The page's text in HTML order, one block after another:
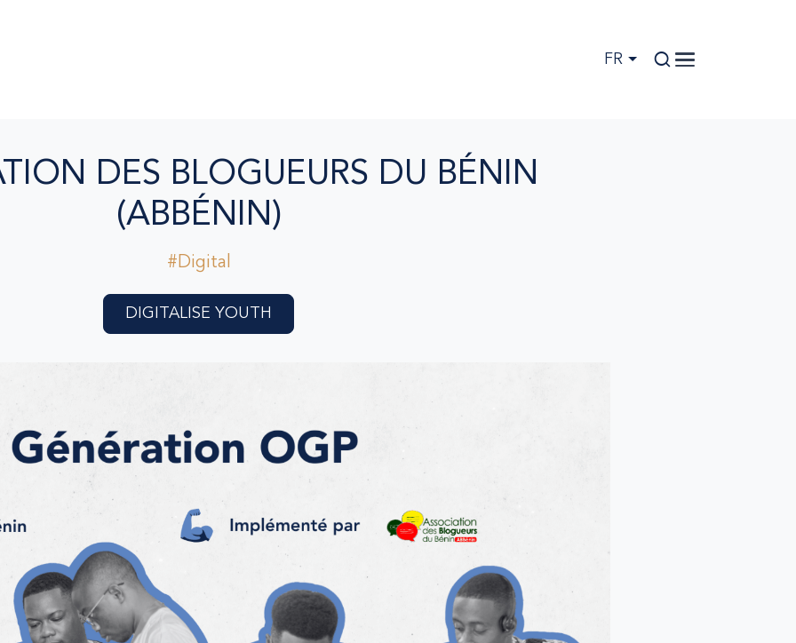
FR
DES BLOGUEURS DU BÉNIN
(ABBÉNIN)
#Digital
DIGITALISE YOUTH